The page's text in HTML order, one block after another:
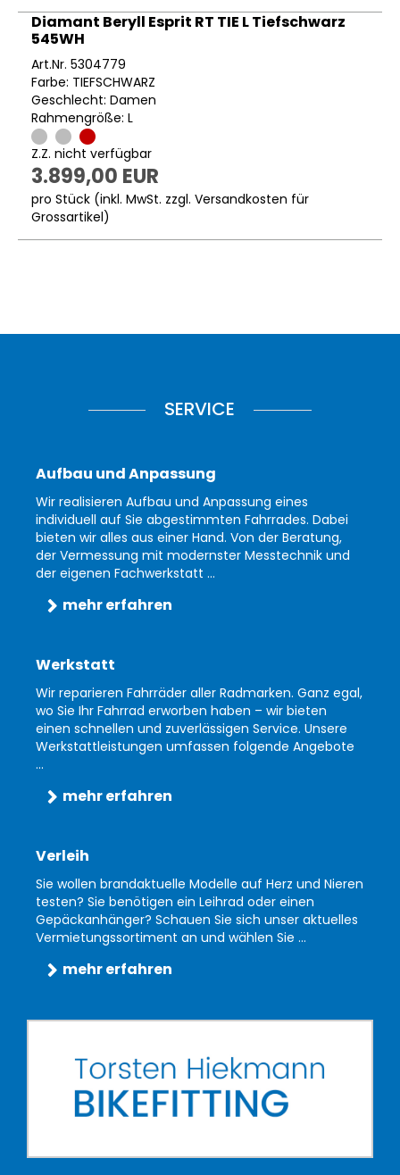
Diamant Beryll Esprit RT TIE L Tiefschwarz
545WH
Art.Nr. 5304779
Farbe: TIEFSCHWARZ
Geschlecht: Damen
Rahmengröße: L
Z.Z. nicht verfügbar
3.899,00 EUR
pro Stück (inkl. MwSt. zzgl. Versandkosten für
Grossartikel)
SERVICE
Aufbau und Anpassung
Wir realisieren Aufbau und Anpassung eines
individuell auf Sie abgestimmten Fahrrades. Dabei
bieten wir alles aus einer Hand. Von der Beratung,
der Vermessung mit modernster Messtechnik und
der eigenen Fachwerkstatt ...
mehr erfahren
Werkstatt
Wir reparieren Fahrräder aller Radmarken. Ganz egal,
wo Sie Ihr Fahrrad erworben haben – wir bieten
einen schnellen und zuverlässigen Service. Unsere
Werkstattleistungen umfassen folgende Angebote
...
mehr erfahren
Verleih
Sie wollen brandaktuelle Modelle auf Herz und Nieren
testen? Sie benötigen ein Leihrad oder einen
Gepäckanhänger? Schauen Sie sich unser aktuelles
Vermietungssortiment an und wählen Sie ...
mehr erfahren